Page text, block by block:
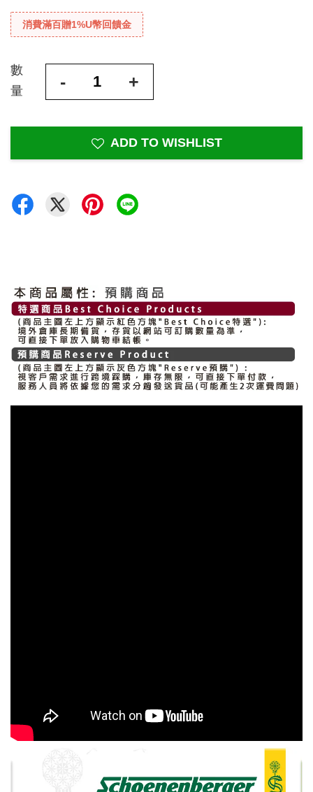
消費滿百贈1%U幣回饋金
數
量
- +
ADD TO WISHLIST